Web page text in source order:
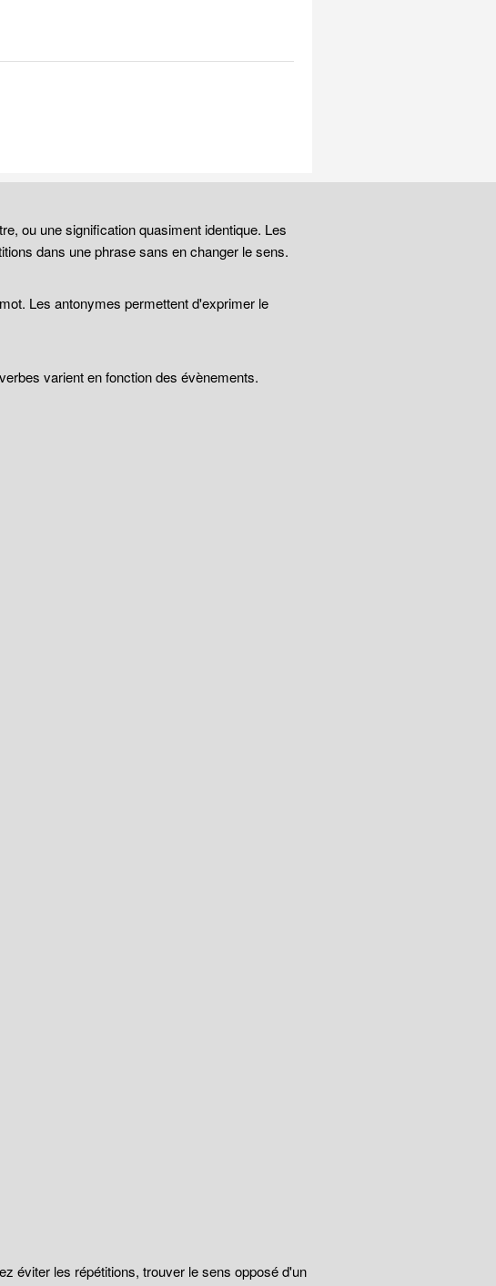
ou une signification quasiment identique. Les
dans une phrase sans en changer le sens.
Les antonymes permettent d'exprimer le
varient en fonction des évènements.
éviter les répétitions, trouver le sens opposé d'un